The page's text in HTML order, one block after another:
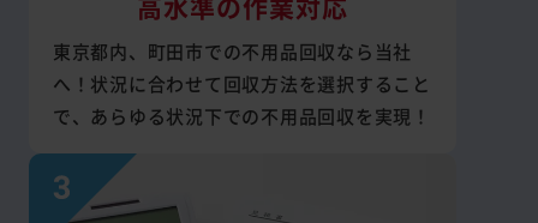
東京都内、町田市での不用品回収なら当社
へ！状況に合わせて回収方法を選択すること
で、あらゆる状況下での不用品回収を実現！